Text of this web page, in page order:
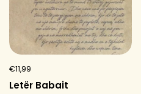
€11,99
Letër Babait